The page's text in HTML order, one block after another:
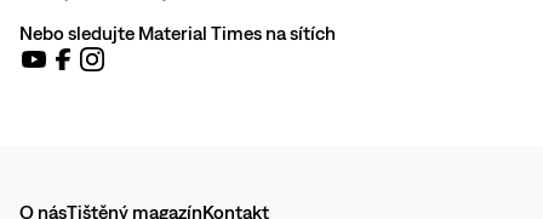
Nebo sledujte Material Times na sítích
O násTištěný magazínKontakt